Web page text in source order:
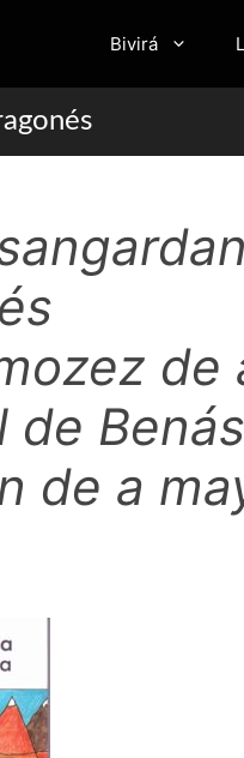
Bivirá
de
de
de a